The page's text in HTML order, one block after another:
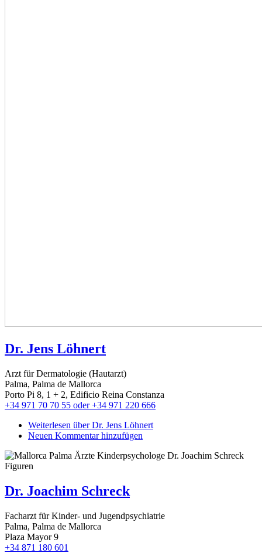
Dr. Jens Löhnert
Arzt für Dermatologie (Hautarzt)
Palma, Palma de Mallorca
Porto Pi 8, 1 + 2, Edificio Reina Constanza
+34 971 70 70 55 oder +34 971 220 666
Weiterlesen über Dr. Jens Löhnert
Neuen Kommentar hinzufügen
Dr. Joachim Schreck
Facharzt für Kinder- und Jugendpsychiatrie
Palma, Palma de Mallorca
Plaza Mayor 9
+34 871 180 601